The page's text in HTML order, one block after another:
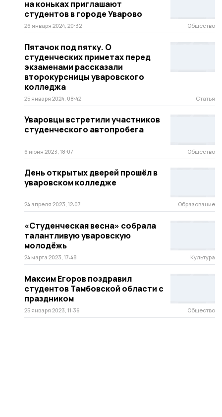
на коньках приглашают
студентов в городе Уварово
26 января 2024, 20:32 Общество
Пятачок под пятку. О
студенческих приметах перед
экзаменами рассказали
второкурсницы уваровского
колледжа
25 января 2024, 08:42 Статья
Уваровцы встретили участников
студенческого автопробега
6 июня 2023, 18:07 Общество
День открытых дверей прошёл в
уваровском колледже
24 апреля 2023, 12:07 Образование
«Студенческая весна» собрала
талантливую уваровскую
молодёжь
24 марта 2023, 17:48 Культура
Максим Егоров поздравил
студентов Тамбовской области с
праздником
25 января 2023, 11:36 Общество